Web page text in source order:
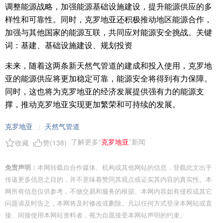
调整能源战略，加强能源基础设施建设，提升能源供应的多
样性和可靠性。同时，克罗地亚还积极推动地区能源合作，
加强与其他国家的能源互联，共同应对能源安全挑战。关键
词：基建、基础设施建设、规划投资
未来，随着这两条新天然气管道的建成和投入使用，克罗地
亚的能源供应将更加稳定可靠，能源安全将得到有力保障。
同时，这也将为克罗地亚的经济发展提供强有力的能源支
撑，推动克罗地亚实现更加繁荣和可持续的发展。
克罗地亚 / 天然气管道
收藏
赞(138) 了解更多“克罗地亚”新闻
免责声明： 本网转载自合作媒体、机构或其他网站的信息，登载此文出于
传递更多信息之目的，并不意味着赞同其观点或证实其内容的真实性。本
网所有信息仅供参考，不做交易和服务的根据。本网内容如有侵权或其它
问题请及时告之，本网将及时修改或删除。凡以任何方式登录本网站或直
接、间接使用本网站资料者，视为自愿接受本网站声明的约束。